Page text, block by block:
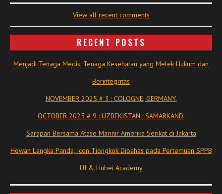
View all recent comments
RECENT POSTS
Menjadi Tenaga Medis, Tenaga Kesehatan yang Melek Hukum dan
Berintegritas
NOVEMBER 2025 # 3 : COLOGNE, GERMANY.
OCTOBER 2025 # 9 : UZBEKISTAN : SAMARKAND.
Sarapan Bersama Atase Marinir Amerika Serikat di Jakarta
Hewan Langka Panda, Icon Tiongkok Dibahas pada Pertemuan SPPB
UI & Hubei Academy